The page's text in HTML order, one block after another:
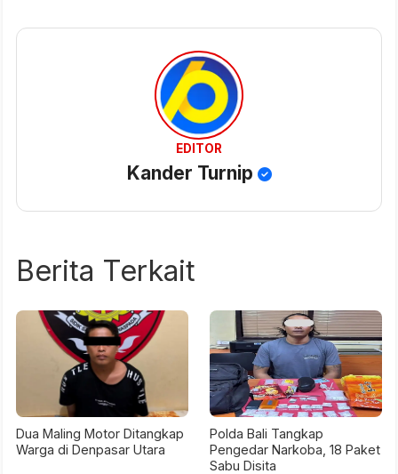
EDITOR
Kander Turnip
Berita Terkait
Dua Maling Motor Ditangkap
Warga di Denpasar Utara
Polda Bali Tangkap
Pengedar Narkoba, 18 Paket
Sabu Disita